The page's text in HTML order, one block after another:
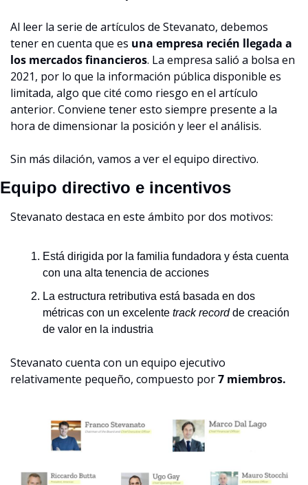
Al leer la serie de artículos de Stevanato, debemos
tener en cuenta que es una empresa recién llegada a
los mercados financieros. La empresa salió a bolsa en
2021, por lo que la información pública disponible es
limitada, algo que cité como riesgo en el artículo
anterior. Conviene tener esto siempre presente a la
hora de dimensionar la posición y leer el análisis.
Sin más dilación, vamos a ver el equipo directivo.
Equipo directivo e incentivos
Stevanato destaca en este ámbito por dos motivos:
Está dirigida por la familia fundadora y ésta cuenta
con una alta tenencia de acciones
La estructura retributiva está basada en dos
métricas con un excelente track record de creación
de valor en la industria
Stevanato cuenta con un equipo ejecutivo
relativamente pequeño, compuesto por 7 miembros.